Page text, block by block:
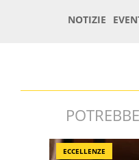
ECCELLENZE